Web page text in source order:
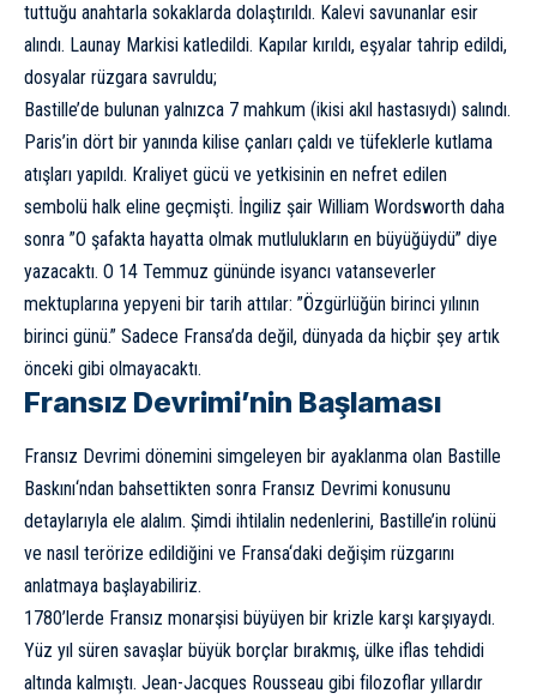
tuttuğu anahtarla sokaklarda dolaştırıldı. Kalevi savunanlar esir
alındı. Launay Markisi katledildi. Kapılar kırıldı, eşyalar tahrip edildi,
dosyalar rüzgara savruldu;
Bastille’de bulunan yalnızca 7 mahkum (ikisi akıl hastasıydı) salındı.
Paris’in dört bir yanında kilise çanları çaldı ve tüfeklerle kutlama
atışları yapıldı. Kraliyet gücü ve yetkisinin en nefret edilen
sembolü halk eline geçmişti. İngiliz şair William Wordsworth daha
sonra ”O şafakta hayatta olmak mutlulukların en büyüğüydü” diye
yazacaktı. O 14 Temmuz gününde isyancı vatanseverler
mektuplarına yepyeni bir tarih attılar: ”Özgürlüğün birinci yılının
birinci günü.” Sadece Fransa’da değil, dünyada da hiçbir şey artık
önceki gibi olmayacaktı.
Fransız Devrimi’nin Başlaması
Fransız Devrimi dönemini simgeleyen bir ayaklanma olan Bastille
Baskını‘ndan bahsettikten sonra Fransız Devrimi konusunu
detaylarıyla ele alalım. Şimdi ihtilalin nedenlerini, Bastille’in rolünü
ve nasıl terörize edildiğini ve Fransa‘daki değişim rüzgarını
anlatmaya başlayabiliriz.
1780’lerde Fransız monarşisi büyüyen bir krizle karşı karşıyaydı.
Yüz yıl süren savaşlar büyük borçlar bırakmış, ülke iflas tehdidi
altında kalmıştı. Jean-Jacques Rousseau gibi filozoflar yıllardır